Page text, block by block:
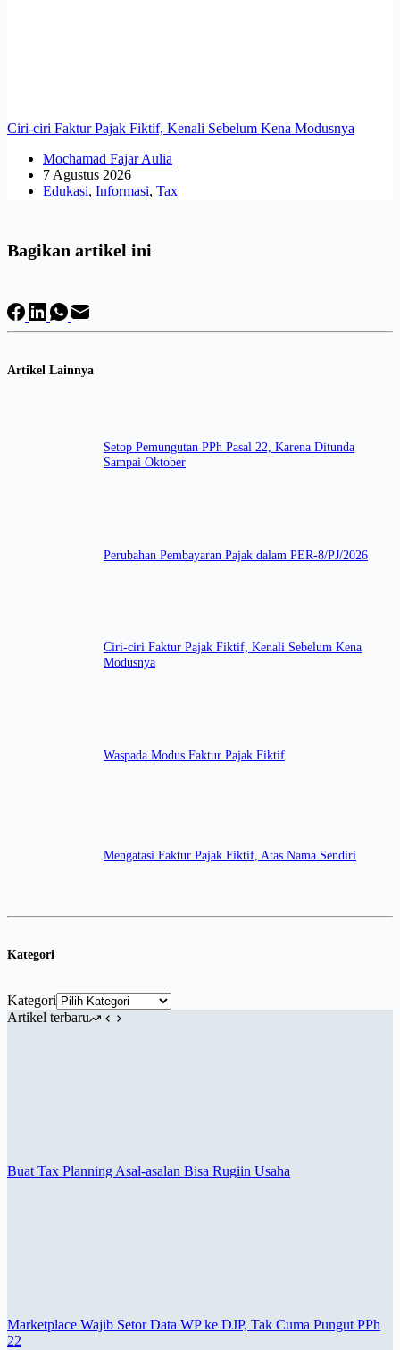
Ciri-ciri Faktur Pajak Fiktif, Kenali Sebelum Kena Modusnya
Mochamad Fajar Aulia
7 Agustus 2026
Edukasi, Informasi, Tax
Bagikan artikel ini
Artikel Lainnya
Setop Pemungutan PPh Pasal 22, Karena Ditunda
Sampai Oktober
Perubahan Pembayaran Pajak dalam PER-8/PJ/2026
Ciri-ciri Faktur Pajak Fiktif, Kenali Sebelum Kena
Modusnya
Waspada Modus Faktur Pajak Fiktif
Mengatasi Faktur Pajak Fiktif, Atas Nama Sendiri
Kategori
Kategori
Artikel terbaru
Buat Tax Planning Asal-asalan Bisa Rugiin Usaha
Marketplace Wajib Setor Data WP ke DJP, Tak Cuma Pungut PPh
22